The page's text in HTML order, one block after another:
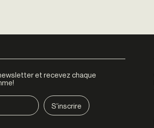
et recevez chaque